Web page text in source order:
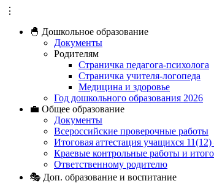
⋮
🐣 Дошкольное образование
Документы
Родителям
Страничка педагога-психолога
Страничка учителя-логопеда
Медицина и здоровье
Год дошкольного образования 2026
💼 Общее образование
Документы
Всероссийские проверочные работы
Итоговая аттестация учащихся
Краевые контрольные работы и
Ответственному родителю
🎭 Доп. образование и воспитание